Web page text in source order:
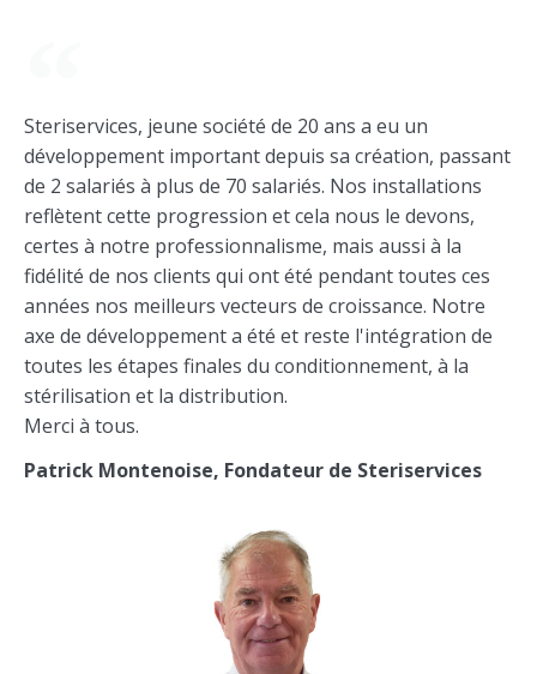
Steriservices, jeune société de 20 ans a eu un
développement important depuis sa création, passant
de 2 salariés à plus de 70 salariés. Nos installations
reflètent cette progression et cela nous le devons,
certes à notre professionnalisme, mais aussi à la
fidélité de nos clients qui ont été pendant toutes ces
années nos meilleurs vecteurs de croissance. Notre
axe de développement a été et reste l'intégration de
toutes les étapes finales du conditionnement, à la
stérilisation et la distribution.
Merci à tous.
Patrick Montenoise, Fondateur de Steriservices